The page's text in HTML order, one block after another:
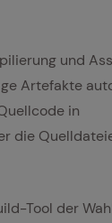
und
Artefakte
in
die
Tool der